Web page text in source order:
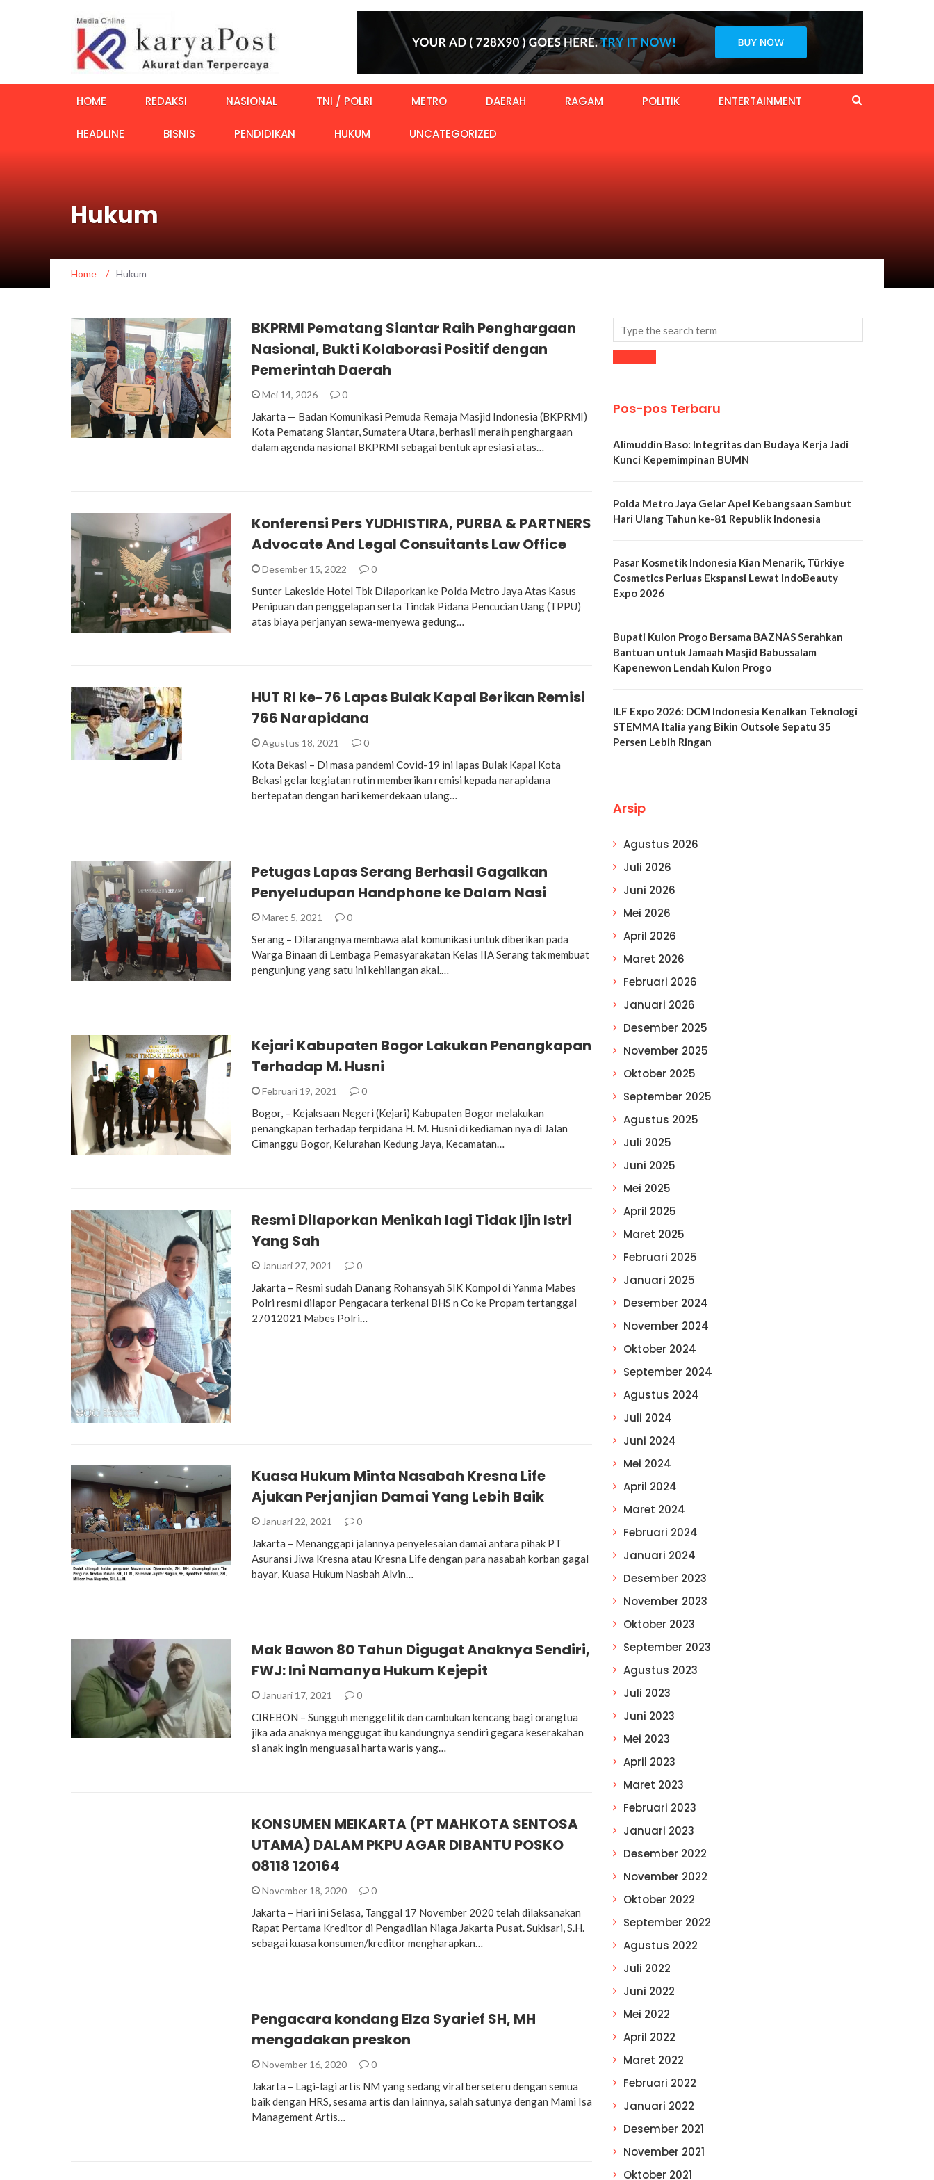
HOME REDAKSI NASIONAL TNI / POLRI METRO DAERAH RAGAM POLITIK ENTERTAINMENT
HEADLINE BISNIS PENDIDIKAN HUKUM UNCATEGORIZED
Hukum
Home / Hukum
BKPRMI Pematang Siantar Raih Penghargaan
Nasional, Bukti Kolaborasi Positif dengan
Pemerintah Daerah
Mei 14, 2026 0
Jakarta — Badan Komunikasi Pemuda Remaja Masjid Indonesia (BKPRMI)
Kota Pematang Siantar, Sumatera Utara, berhasil meraih penghargaan
dalam agenda nasional BKPRMI sebagai bentuk apresiasi atas…
Konferensi Pers YUDHISTIRA, PURBA & PARTNERS
Advocate And Legal Consuitants Law Office
Desember 15, 2022 0
Sunter Lakeside Hotel Tbk Dilaporkan ke Polda Metro Jaya Atas Kasus
Penipuan dan penggelapan serta Tindak Pidana Pencucian Uang (TPPU)
atas biaya perjanyan sewa-menyewa gedung…
HUT RI ke-76 Lapas Bulak Kapal Berikan Remisi
766 Narapidana
Agustus 18, 2021 0
Kota Bekasi – Di masa pandemi Covid-19 ini lapas Bulak Kapal Kota
Bekasi gelar kegiatan rutin memberikan remisi kepada narapidana
bertepatan dengan hari kemerdekaan ulang…
Petugas Lapas Serang Berhasil Gagalkan
Penyeludupan Handphone ke Dalam Nasi
Maret 5, 2021 0
Serang – Dilarangnya membawa alat komunikasi untuk diberikan pada
Warga Binaan di Lembaga Pemasyarakatan Kelas IIA Serang tak membuat
pengunjung yang satu ini kehilangan akal.…
Kejari Kabupaten Bogor Lakukan Penangkapan
Terhadap M. Husni
Februari 19, 2021 0
Bogor, – Kejaksaan Negeri (Kejari) Kabupaten Bogor melakukan
penangkapan terhadap terpidana H. M. Husni di kediaman nya di Jalan
Cimanggu Bogor, Kelurahan Kedung Jaya, Kecamatan…
Resmi Dilaporkan Menikah lagi Tidak Ijin Istri
Yang Sah
Januari 27, 2021 0
Jakarta – Resmi sudah Danang Rohansyah SIK Kompol di Yanma Mabes
Polri resmi dilapor Pengacara terkenal BHS n Co ke Propam tertanggal
27012021 Mabes Polri…
Kuasa Hukum Minta Nasabah Kresna Life
Ajukan Perjanjian Damai Yang Lebih Baik
Januari 22, 2021 0
Jakarta – Menanggapi jalannya penyelesaian damai antara pihak PT
Asuransi Jiwa Kresna atau Kresna Life dengan para nasabah korban gagal
bayar, Kuasa Hukum Nasbah Alvin…
Mak Bawon 80 Tahun Digugat Anaknya Sendiri,
FWJ: Ini Namanya Hukum Kejepit
Januari 17, 2021 0
CIREBON – Sungguh menggelitik dan cambukan kencang bagi orangtua
jika ada anaknya menggugat ibu kandungnya sendiri gegara keserakahan
si anak ingin menguasai harta waris yang…
KONSUMEN MEIKARTA (PT MAHKOTA SENTOSA
UTAMA) DALAM PKPU AGAR DIBANTU POSKO
08118 120164
November 18, 2020 0
Jakarta – Hari ini Selasa, Tanggal 17 November 2020 telah dilaksanakan
Rapat Pertama Kreditor di Pengadilan Niaga Jakarta Pusat. Sukisari, S.H.
sebagai kuasa konsumen/kreditor mengharapkan…
Pengacara kondang Elza Syarief SH, MH
mengadakan preskon
November 16, 2020 0
Jakarta – Lagi-lagi artis NM yang sedang viral berseteru dengan semua
baik dengan HRS, sesama artis dan lainnya, salah satunya dengan Mami Isa
Management Artis…
Pos-pos Terbaru
Alimuddin Baso: Integritas dan Budaya Kerja Jadi
Kunci Kepemimpinan BUMN
Polda Metro Jaya Gelar Apel Kebangsaan Sambut
Hari Ulang Tahun ke-81 Republik Indonesia
Pasar Kosmetik Indonesia Kian Menarik, Türkiye
Cosmetics Perluas Ekspansi Lewat IndoBeauty
Expo 2026
Bupati Kulon Progo Bersama BAZNAS Serahkan
Bantuan untuk Jamaah Masjid Babussalam
Kapenewon Lendah Kulon Progo
ILF Expo 2026: DCM Indonesia Kenalkan Teknologi
STEMMA Italia yang Bikin Outsole Sepatu 35
Persen Lebih Ringan
Arsip
Agustus 2026
Juli 2026
Juni 2026
Mei 2026
April 2026
Maret 2026
Februari 2026
Januari 2026
Desember 2025
November 2025
Oktober 2025
September 2025
Agustus 2025
Juli 2025
Juni 2025
Mei 2025
April 2025
Maret 2025
Februari 2025
Januari 2025
Desember 2024
November 2024
Oktober 2024
September 2024
Agustus 2024
Juli 2024
Juni 2024
Mei 2024
April 2024
Maret 2024
Februari 2024
Januari 2024
Desember 2023
November 2023
Oktober 2023
September 2023
Agustus 2023
Juli 2023
Juni 2023
Mei 2023
April 2023
Maret 2023
Februari 2023
Januari 2023
Desember 2022
November 2022
Oktober 2022
September 2022
Agustus 2022
Juli 2022
Juni 2022
Mei 2022
April 2022
Maret 2022
Februari 2022
Januari 2022
Desember 2021
November 2021
Oktober 2021